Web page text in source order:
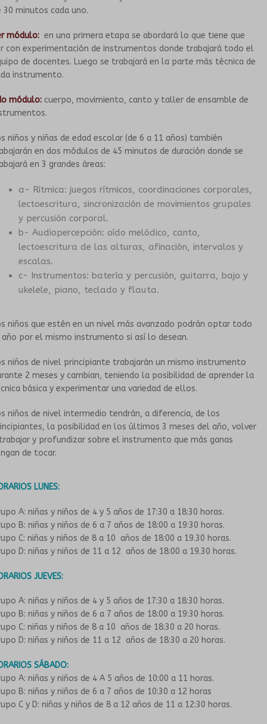
CONVENIOS
30 minutos cada uno.
módulo: en una primera etapa se abordará lo que tiene que
con experimentación de instrumentos donde trabajará todo el
de docentes. Luego se trabajará en la parte más técnica de
instrumento.
módulo: cuerpo, movimiento, canto y taller de ensamble de
niños y niñas de edad escolar (de 6 a 11 años) también
en dos módulos de 45 minutos de duración donde se
en 3 grandes áreas:
a- Rítmica: juegos rítmicos, coordinaciones corporales,
lectoescritura, sincronización de movimientos grupales
y percusión corporal.
b- Audiopercepción: oído melódico, canto,
lectoescritura de las alturas, afinación, intervalos y
escalas.
c- Instrumentos: batería y percusión, guitarra, bajo y
ukelele, piano, teclado y flauta.
niños que estén en un nivel más avanzado podrán optar todo
por el mismo instrumento si así lo desean.
niños de nivel principiante trabajarán un mismo instrumento
2 meses y cambian, teniendo la posibilidad de aprender la
básica y experimentar una variedad de ellos.
niños de nivel intermedio tendrán, a diferencia, de los
la posibilidad en los últimos 3 meses del año, volver
y profundizar sobre el instrumento que más ganas
de tocar.
LUNES:
A: niñas y niños de 4 y 5 años de 17:30 a 18:30 horas.
B: niñas y niños de 6 a 7 años de 18:00 a 19:30 horas.
C: niñas y niños de 8 a 10 años de 18:00 a 19.30 horas.
D: niñas y niños de 11 a 12 años de 18:00 a 19.30 horas.
JUEVES:
A: niñas y niños de 4 y 5 años de 17:30 a 18:30 horas.
B: niñas y niños de 6 a 7 años de 18:00 a 19:30 horas.
C: niñas y niños de 8 a 10 años de 18:30 a 20 horas.
D: niñas y niños de 11 a 12 años de 18:30 a 20 horas.
SÁBADO:
A: niñas y niños de 4 A 5 años de 10:00 a 11 horas.
B: niñas y niños de 6 a 7 años de 10:30 a 12 horas
C y D: niñas y niños de 8 a 12 años de 11 a 12:30 horas.